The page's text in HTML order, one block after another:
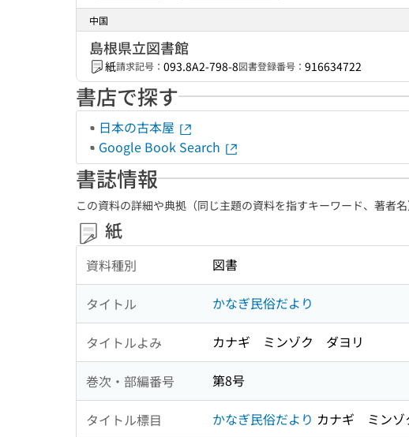
中国
島根県立図書館
紙請求記号： 093.8A2-798-8図書登録番号： 916634722
書店で探す
日本の古本屋
Google Book Search
書誌情報
この資料の詳細や典拠（同じ主題の資料を指すキーワード、著者名
紙
資料種別 図書
タイトル かなぎ民俗だより
タイトルよみ カナギ ミンゾク ダヨリ
巻次・部編番号 第8号
タイトル標目 かなぎ民俗だより カナギ ミン